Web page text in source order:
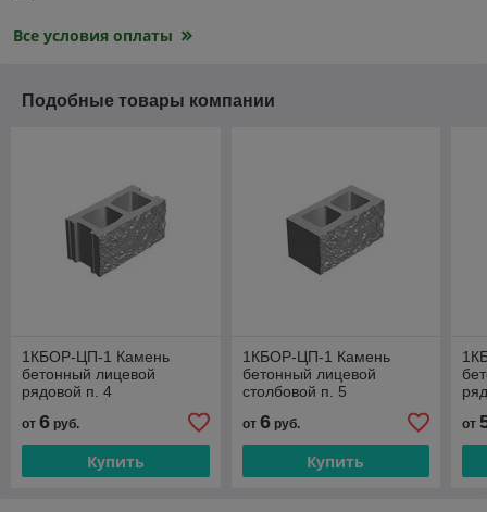
Все условия оплаты
Подобные товары компании
1КБОР-ЦП-1 Камень
бетонный лицевой
рядовой п. 4
от 6 руб.
Купить
1КБОР-ЦП-1 Камень
бетонный лицевой
столбовой п. 5
от 6руб.
Купить
от